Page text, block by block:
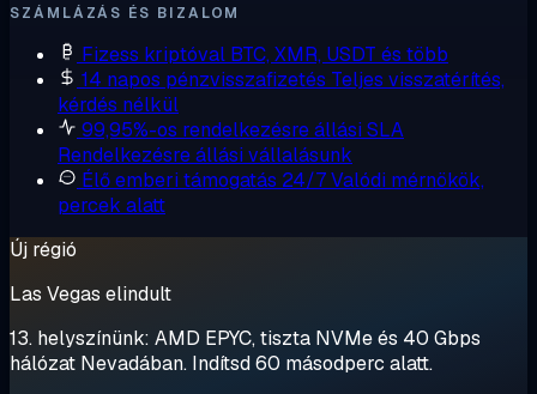
SZÁMLÁZÁS ÉS BIZALOM
Fizess kriptóval BTC, XMR, USDT és több
14 napos pénzvisszafizetés Teljes visszatérítés,
kérdés nélkül
99,95%-os rendelkezésre állási SLA
Rendelkezésre állási vállalásunk
Élő emberi támogatás 24/7Valódi mérnökök,
percek alatt
Új régió
Las Vegas elindult
13. helyszínünk: AMD EPYC, tiszta NVMe és 40 Gbps
hálózat Nevadában. Indítsd 60 másodperc alatt.